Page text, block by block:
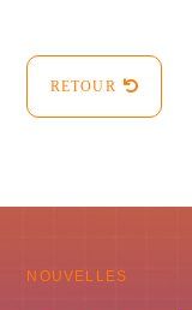
RETOUR
NOUVELLES